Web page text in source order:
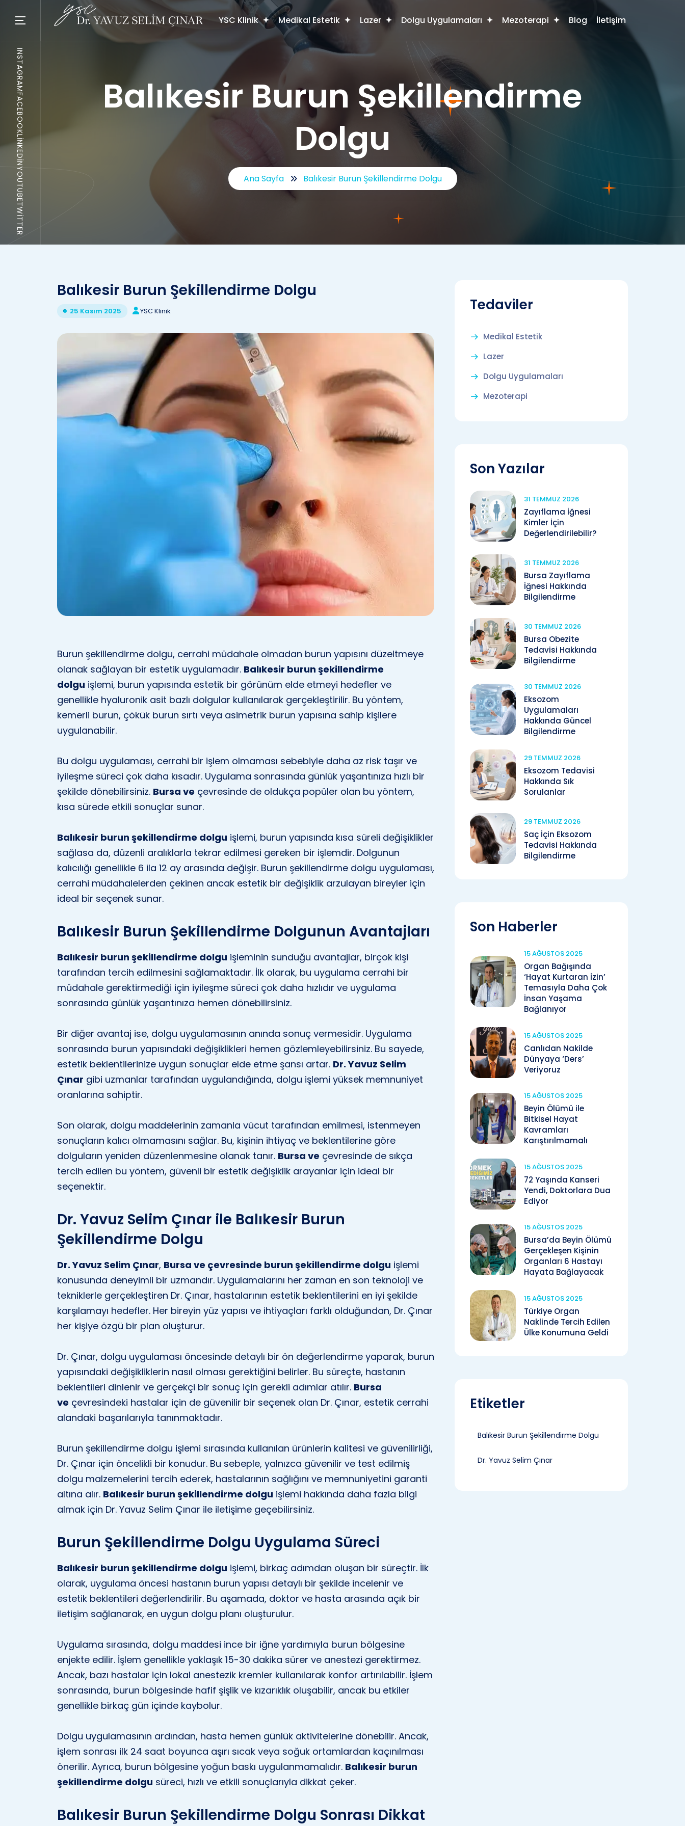
YSC Klinik Medikal Estetik Lazer Dolgu Uygulamaları Mezoterapi Blog İletişim
Balıkesir Burun Şekillendirme
Dolgu
Ana Sayfa Balıkesir Burun Şekillendirme Dolgu
INSTAGRAM
FACEBOOK
LINKEDIN
YOUTUBE
TWITTER
Balıkesir Burun Şekillendirme Dolgu
25 Kasım 2025 YSC Klinik
Burun şekillendirme dolgu, cerrahi müdahale olmadan burun yapısını düzeltmeye
olanak sağlayan bir estetik uygulamadır. Balıkesir burun şekillendirme
dolgu işlemi, burun yapısında estetik bir görünüm elde etmeyi hedefler ve
genellikle hyaluronik asit bazlı dolgular kullanılarak gerçekleştirilir. Bu yöntem,
kemerli burun, çökük burun sırtı veya asimetrik burun yapısına sahip kişilere
uygulanabilir.
Bu dolgu uygulaması, cerrahi bir işlem olmaması sebebiyle daha az risk taşır ve
iyileşme süreci çok daha kısadır. Uygulama sonrasında günlük yaşantınıza hızlı bir
şekilde dönebilirsiniz. Bursa ve çevresinde de oldukça popüler olan bu yöntem,
kısa sürede etkili sonuçlar sunar.
Balıkesir burun şekillendirme dolgu işlemi, burun yapısında kısa süreli değişiklikler
sağlasa da, düzenli aralıklarla tekrar edilmesi gereken bir işlemdir. Dolgunun
kalıcılığı genellikle 6 ila 12 ay arasında değişir. Burun şekillendirme dolgu uygulaması,
cerrahi müdahalelerden çekinen ancak estetik bir değişiklik arzulayan bireyler için
ideal bir seçenek sunar.
Balıkesir Burun Şekillendirme Dolgunun Avantajları
Balıkesir burun şekillendirme dolgu işleminin sunduğu avantajlar, birçok kişi
tarafından tercih edilmesini sağlamaktadır. İlk olarak, bu uygulama cerrahi bir
müdahale gerektirmediği için iyileşme süreci çok daha hızlıdır ve uygulama
sonrasında günlük yaşantınıza hemen dönebilirsiniz.
Bir diğer avantaj ise, dolgu uygulamasının anında sonuç vermesidir. Uygulama
sonrasında burun yapısındaki değişiklikleri hemen gözlemleyebilirsiniz. Bu sayede,
estetik beklentilerinize uygun sonuçlar elde etme şansı artar. Dr. Yavuz Selim
Çınar gibi uzmanlar tarafından uygulandığında, dolgu işlemi yüksek memnuniyet
oranlarına sahiptir.
Son olarak, dolgu maddelerinin zamanla vücut tarafından emilmesi, istenmeyen
sonuçların kalıcı olmamasını sağlar. Bu, kişinin ihtiyaç ve beklentilerine göre
dolguların yeniden düzenlenmesine olanak tanır. Bursa ve çevresinde de sıkça
tercih edilen bu yöntem, güvenli bir estetik değişiklik arayanlar için ideal bir
seçenektir.
Dr. Yavuz Selim Çınar ile Balıkesir Burun
Şekillendirme Dolgu
Dr. Yavuz Selim Çınar, Bursa ve çevresinde burun şekillendirme dolgu işlemi
konusunda deneyimli bir uzmandır. Uygulamalarını her zaman en son teknoloji ve
tekniklerle gerçekleştiren Dr. Çınar, hastalarının estetik beklentilerini en iyi şekilde
karşılamayı hedefler. Her bireyin yüz yapısı ve ihtiyaçları farklı olduğundan, Dr. Çınar
her kişiye özgü bir plan oluşturur.
Dr. Çınar, dolgu uygulaması öncesinde detaylı bir ön değerlendirme yaparak, burun
yapısındaki değişikliklerin nasıl olması gerektiğini belirler. Bu süreçte, hastanın
beklentileri dinlenir ve gerçekçi bir sonuç için gerekli adımlar atılır. Bursa
ve çevresindeki hastalar için de güvenilir bir seçenek olan Dr. Çınar, estetik cerrahi
alandaki başarılarıyla tanınmaktadır.
Burun şekillendirme dolgu işlemi sırasında kullanılan ürünlerin kalitesi ve güvenilirliği,
Dr. Çınar için öncelikli bir konudur. Bu sebeple, yalnızca güvenilir ve test edilmiş
dolgu malzemelerini tercih ederek, hastalarının sağlığını ve memnuniyetini garanti
altına alır. Balıkesir burun şekillendirme dolgu işlemi hakkında daha fazla bilgi
almak için Dr. Yavuz Selim Çınar ile iletişime geçebilirsiniz.
Burun Şekillendirme Dolgu Uygulama Süreci
Balıkesir burun şekillendirme dolgu işlemi, birkaç adımdan oluşan bir süreçtir. İlk
olarak, uygulama öncesi hastanın burun yapısı detaylı bir şekilde incelenir ve
estetik beklentileri değerlendirilir. Bu aşamada, doktor ve hasta arasında açık bir
iletişim sağlanarak, en uygun dolgu planı oluşturulur.
Uygulama sırasında, dolgu maddesi ince bir iğne yardımıyla burun bölgesine
enjekte edilir. İşlem genellikle yaklaşık 15-30 dakika sürer ve anestezi gerektirmez.
Ancak, bazı hastalar için lokal anestezik kremler kullanılarak konfor artırılabilir. İşlem
sonrasında, burun bölgesinde hafif şişlik ve kızarıklık oluşabilir, ancak bu etkiler
genellikle birkaç gün içinde kaybolur.
Dolgu uygulamasının ardından, hasta hemen günlük aktivitelerine dönebilir. Ancak,
işlem sonrası ilk 24 saat boyunca aşırı sıcak veya soğuk ortamlardan kaçınılması
önerilir. Ayrıca, burun bölgesine yoğun baskı uygulanmamalıdır. Balıkesir burun
şekillendirme dolgu süreci, hızlı ve etkili sonuçlarıyla dikkat çeker.
Balıkesir Burun Şekillendirme Dolgu Sonrası Dikkat
Tedaviler
Medikal Estetik
Lazer
Dolgu Uygulamaları
Mezoterapi
Son Yazılar
31 TEMMUZ 2026
Zayıflama İğnesi
Kimler İçin
Değerlendirilebilir?
31 TEMMUZ 2026
Bursa Zayıflama
İğnesi Hakkında
Bilgilendirme
30 TEMMUZ 2026
Bursa Obezite
Tedavisi Hakkında
Bilgilendirme
30 TEMMUZ 2026
Eksozom
Uygulamaları
Hakkında Güncel
Bilgilendirme
29 TEMMUZ 2026
Eksozom Tedavisi
Hakkında Sık
Sorulanlar
29 TEMMUZ 2026
Saç İçin Eksozom
Tedavisi Hakkında
Bilgilendirme
Son Haberler
15 AĞUSTOS 2025
Organ Bağışında
‘Hayat Kurtaran İzin’
Temasıyla Daha Çok
İnsan Yaşama
Bağlanıyor
15 AĞUSTOS 2025
Canlıdan Nakilde
Dünyaya ‘Ders’
Veriyoruz
15 AĞUSTOS 2025
Beyin Ölümü ile
Bitkisel Hayat
Kavramları
Karıştırılmamalı
15 AĞUSTOS 2025
72 Yaşında Kanseri
Yendi, Doktorlara Dua
Ediyor
15 AĞUSTOS 2025
Bursa’da Beyin Ölümü
Gerçekleşen Kişinin
Organları 6 Hastayı
Hayata Bağlayacak
15 AĞUSTOS 2025
Türkiye Organ
Naklinde Tercih Edilen
Ülke Konumuna Geldi
Etiketler
Balıkesir Burun Şekillendirme Dolgu
Dr. Yavuz Selim Çınar